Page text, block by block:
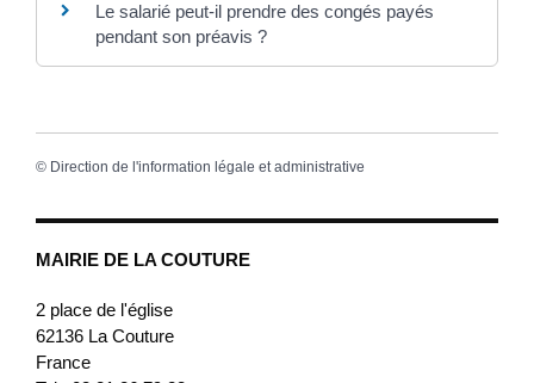
MAIRIE DE LA COUTURE
2 place de l'église
62136 La Couture
France
Le salarié peut-il prendre des congés payés
pendant son préavis ?
© Direction de l'information légale et administrative